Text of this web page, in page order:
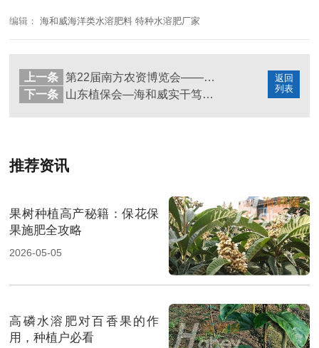
编辑：海和威海洋类水溶肥料 特种水溶肥厂家
返回
列表
上一条
第22届南方农资博览会——海和威以产品实力筑根基，合作共赢启新程！
下一条
山东植保会—海和威实干笃行踏新途，勠力同心绘宏图
推荐资讯
果树种植高产秘籍：保花保
果施肥全攻略
2026-05-05
高磷水溶肥对百香果的作
用，种植户必看